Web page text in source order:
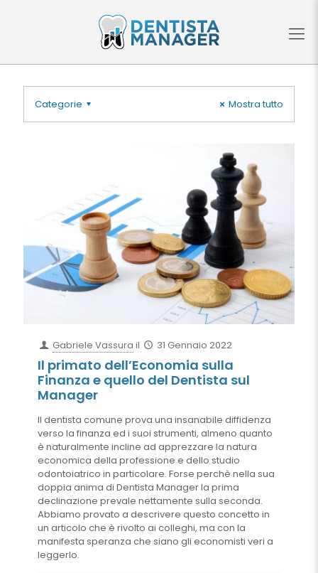
Categorie Mostra tutto
Gabriele Vassura il 31 Gennaio 2022
Il primato dell’Economia sulla
Finanza e quello del Dentista sul
Manager
Il dentista comune prova una insanabile diffidenza
verso la finanza ed i suoi strumenti, almeno quanto
è naturalmente incline ad apprezzare la natura
economica della professione e dello studio
odontoiatrico in particolare. Forse perchè nella sua
doppia anima di Dentista Manager la prima
declinazione prevale nettamente sulla seconda.
Abbiamo provato a descrivere questo concetto in
un articolo che è rivolto ai colleghi, ma con la
manifesta speranza che siano gli economisti veri a
leggerlo.